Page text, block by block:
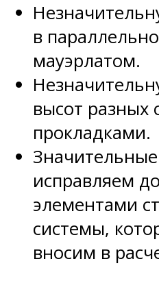
в
мауэрлатом.
высот разных
прокладками.
исправляем
элементами
системы,
вносим в